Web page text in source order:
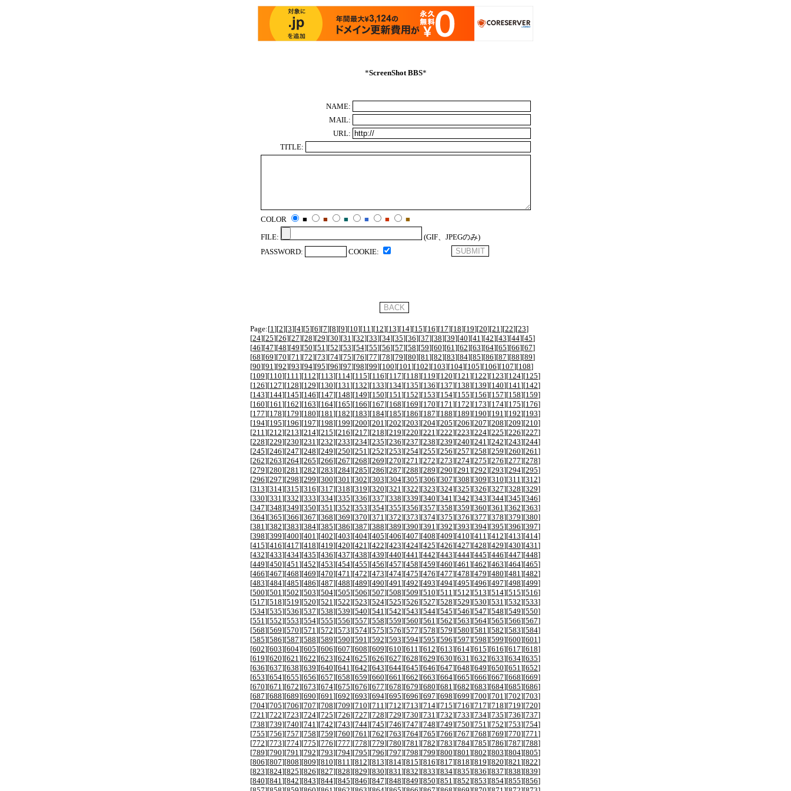
*ScreenShot BBS*
NAME:
MAIL:
URL:
TITLE:
COLOR ■ ■ ■ ■ ■
■
FILE:
(GIF、JPEGのみ)
PASSWORD:
COOKIE:
Page:[1][2][3][4][5][6][7][8][9][10][11][12][13][14][15][16][17][18][19][20][21][22][23]
[24][25][26][27][28][29][30][31][32][33][34][35][36][37][38][39][40][41][42][43][44][45]
[46][47][48][49][50][51][52][53][54][55][56][57][58][59][60][61][62][63][64][65][66][67]
[68][69][70][71][72][73][74][75][76][77][78][79][80][81][82][83][84][85][86][87][88][89]
[90][91][92][93][94][95][96][97][98][99][100][101][102][103][104][105][106][107][108]
[109][110][111][112][113][114][115][116][117][118][119][120][121][122][123][124][125]
[126][127][128][129][130][131][132][133][134][135][136][137][138][139][140][141][142]
[143][144][145][146][147][148][149][150][151][152][153][154][155][156][157][158][159]
[160][161][162][163][164][165][166][167][168][169][170][171][172][173][174][175][176]
[177][178][179][180][181][182][183][184][185][186][187][188][189][190][191][192][193]
[194][195][196][197][198][199][200][201][202][203][204][205][206][207][208][209][210]
[211][212][213][214][215][216][217][218][219][220][221][222][223][224][225][226][227]
[228][229][230][231][232][233][234][235][236][237][238][239][240][241][242][243][244]
[245][246][247][248][249][250][251][252][253][254][255][256][257][258][259][260][261]
[262][263][264][265][266][267][268][269][270][271][272][273][274][275][276][277][278]
[279][280][281][282][283][284][285][286][287][288][289][290][291][292][293][294][295]
[296][297][298][299][300][301][302][303][304][305][306][307][308][309][310][311][312]
[313][314][315][316][317][318][319][320][321][322][323][324][325][326][327][328][329]
[330][331][332][333][334][335][336][337][338][339][340][341][342][343][344][345][346]
[347][348][349][350][351][352][353][354][355][356][357][358][359][360][361][362][363]
[364][365][366][367][368][369][370][371][372][373][374][375][376][377][378][379][380]
[381][382][383][384][385][386][387][388][389][390][391][392][393][394][395][396][397]
[398][399][400][401][402][403][404][405][406][407][408][409][410][411][412][413][414]
[415][416][417][418][419][420][421][422][423][424][425][426][427][428][429][430][431]
[432][433][434][435][436][437][438][439][440][441][442][443][444][445][446][447][448]
[449][450][451][452][453][454][455][456][457][458][459][460][461][462][463][464][465]
[466][467][468][469][470][471][472][473][474][475][476][477][478][479][480][481][482]
[483][484][485][486][487][488][489][490][491][492][493][494][495][496][497][498][499]
[500][501][502][503][504][505][506][507][508][509][510][511][512][513][514][515][516]
[517][518][519][520][521][522][523][524][525][526][527][528][529][530][531][532][533]
[534][535][536][537][538][539][540][541][542][543][544][545][546][547][548][549][550]
[551][552][553][554][555][556][557][558][559][560][561][562][563][564][565][566][567]
[568][569][570][571][572][573][574][575][576][577][578][579][580][581][582][583][584]
[585][586][587][588][589][590][591][592][593][594][595][596][597][598][599][600][601]
[602][603][604][605][606][607][608][609][610][611][612][613][614][615][616][617][618]
[619][620][621][622][623][624][625][626][627][628][629][630][631][632][633][634][635]
[636][637][638][639][640][641][642][643][644][645][646][647][648][649][650][651][652]
[653][654][655][656][657][658][659][660][661][662][663][664][665][666][667][668][669]
[670][671][672][673][674][675][676][677][678][679][680][681][682][683][684][685][686]
[687][688][689][690][691][692][693][694][695][696][697][698][699][700][701][702][703]
[704][705][706][707][708][709][710][711][712][713][714][715][716][717][718][719][720]
[721][722][723][724][725][726][727][728][729][730][731][732][733][734][735][736][737]
[738][739][740][741][742][743][744][745][746][747][748][749][750][751][752][753][754]
[755][756][757][758][759][760][761][762][763][764][765][766][767][768][769][770][771]
[772][773][774][775][776][777][778][779][780][781][782][783][784][785][786][787][788]
[789][790][791][792][793][794][795][796][797][798][799][800][801][802][803][804][805]
[806][807][808][809][810][811][812][813][814][815][816][817][818][819][820][821][822]
[823][824][825][826][827][828][829][830][831][832][833][834][835][836][837][838][839]
[840][841][842][843][844][845][846][847][848][849][850][851][852][853][854][855][856]